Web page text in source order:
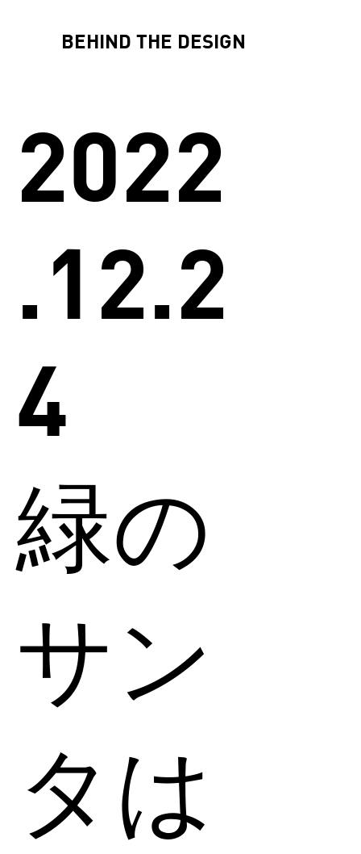
BEHIND THE DESIGN
2022
.12.2
4
緑の
サン
タは